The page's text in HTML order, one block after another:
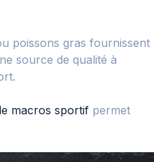
poissons gras fournissent
source de qualité à
macros sportif permet